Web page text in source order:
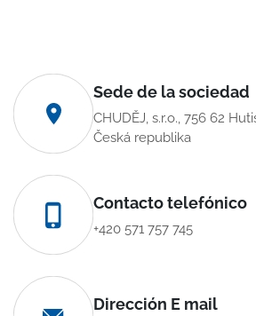
Sede de la sociedad
CHUDĚJ, s.r.o., 756 62
Česká republika
Contacto telefónico
+420 571 757 745
Dirección E mail